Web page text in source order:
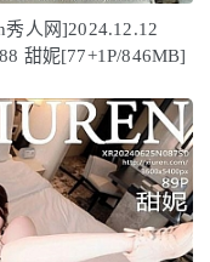
秀人网]2024.12.12
甜妮[77+1P/846MB]